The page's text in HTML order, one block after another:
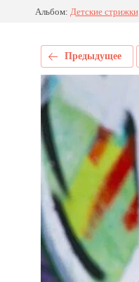
Альбом: Детские стрижки
Предыдущее